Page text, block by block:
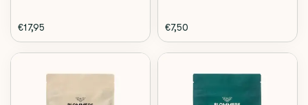
€17,95 €7,50